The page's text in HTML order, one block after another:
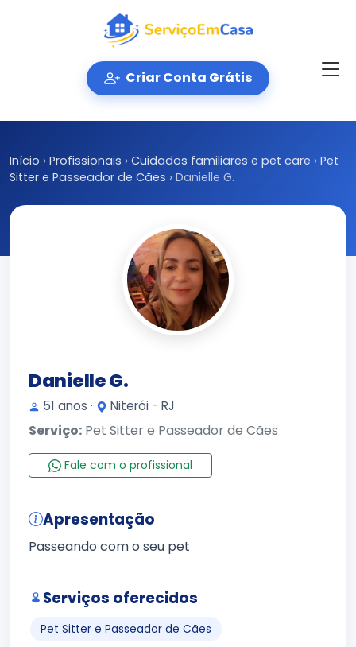
Criar Conta Grátis
Início › Profissionais › Cuidados familiares e pet care › Pet
Sitter e Passeador de Cães › Danielle G.
Danielle G.
51 anos · Niterói - RJ
Serviço: Pet Sitter e Passeador de Cães
Fale com o profissional
Apresentação
Passeando com o seu pet
Serviços oferecidos
Pet Sitter e Passeador de Cães